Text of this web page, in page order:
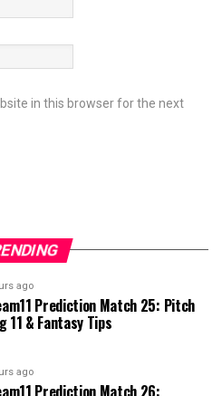
in this browser for the next
ago
Prediction Match 25: Pitch
11 & Fantasy Tips
ago
Prediction Match 26: